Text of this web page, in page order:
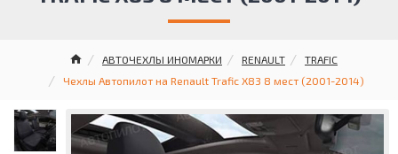
АВТОЧЕХЛЫ ИНОМАРКИ RENAULT
TRAFIC
Чехлы Автопилот на Renault Trafic X83 8 мест (2001-2014)